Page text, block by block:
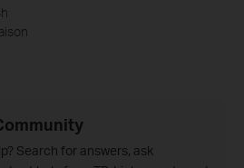
Search for answers, ask